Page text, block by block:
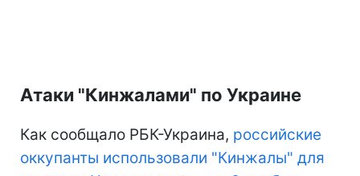
Атаки "Кинжалами" по Украине
Как сообщало РБК-Украина, российские
оккупанты использовали "Кинжалы" для